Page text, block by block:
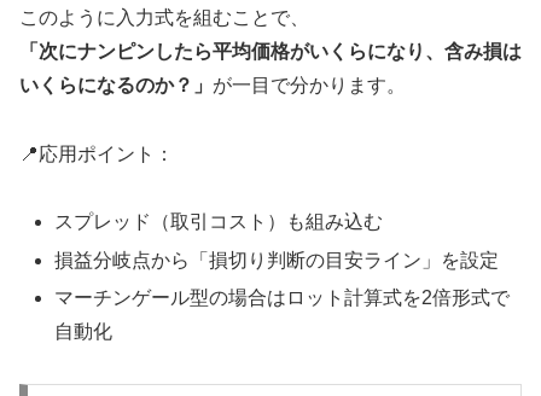
このように入力式を組むことで、
「次にナンピンしたら平均価格がいくらになり、含み損は
いくらになるのか？」 が一目で分かります。
📍応用ポイント：
スプレッド（取引コスト）も組み込む
損益分岐点から「損切り判断の目安ライン」を設定
マーチンゲール型の場合はロット計算式を2倍形式で
自動化